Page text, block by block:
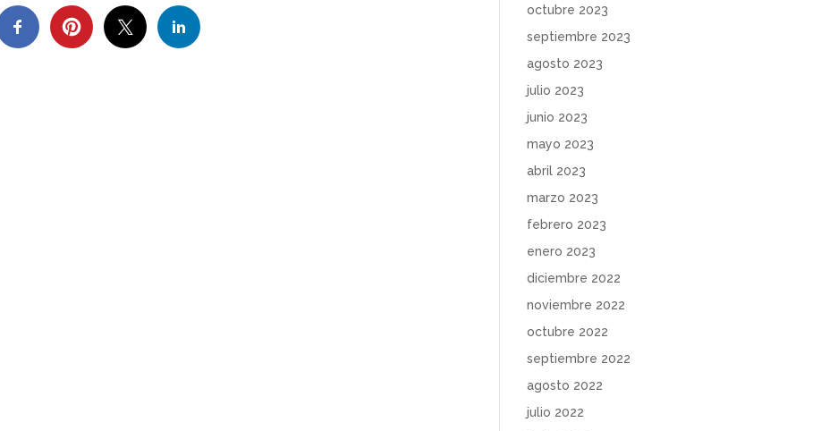
octubre 2023
septiembre 2023
agosto 2023
julio 2023
junio 2023
mayo 2023
abril 2023
marzo 2023
febrero 2023
enero 2023
diciembre 2022
noviembre 2022
octubre 2022
septiembre 2022
agosto 2022
julio 2022